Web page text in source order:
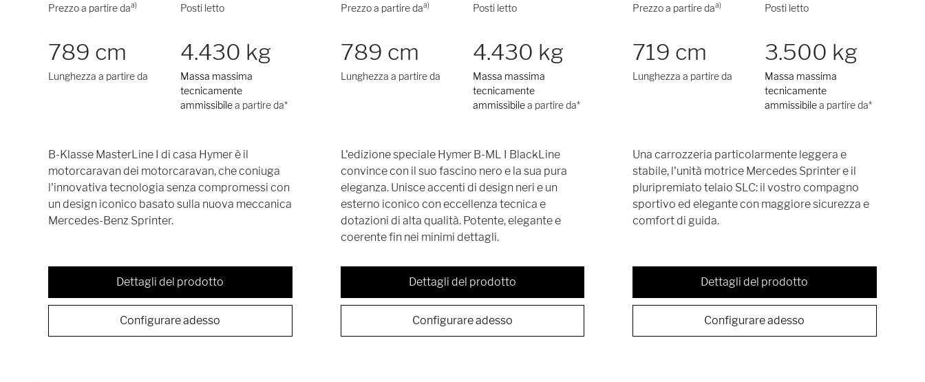
Prezzo a partire daa) Posti letto
789 cm
Lunghezza a partire da
4.430 kg
Massa massima
tecnicamente
ammissibilea partire da*
B-Klasse MasterLine I di casa Hymer è il
motorcaravan dei motorcaravan, che coniuga
l'innovativa tecnologia senza compromessi con
un design iconico basato sulla nuova meccanica
Mercedes-Benz Sprinter.
Dettagli del prodotto
Configurare adesso
Prezzo a partire daa) Posti letto
789 cm
Lunghezza a partire da
4.430 kg
Massa massima
tecnicamente
ammissibilea partire da*
L'edizione speciale Hymer B-ML I BlackLine
convince con il suo fascino nero e la sua pura
eleganza. Unisce accenti di design neri e un
esterno iconico con eccellenza tecnica e
dotazioni di alta qualità. Potente, elegante e
coerente fin nei minimi dettagli.
Dettagli del prodotto
Configurare adesso
Prezzo a partire daa) Posti letto
719 cm
Lunghezza a partire da
3.500 kg
Massa massima
tecnicamente
ammissibilea partire da*
Una carrozzeria particolarmente leggera e
stabile, l'unità motrice Mercedes Sprinter e il
pluripremiato telaio SLC: il vostro compagno
sportivo ed elegante con maggiore sicurezza e
comfort di guida.
Dettagli del prodotto
Configurare adesso